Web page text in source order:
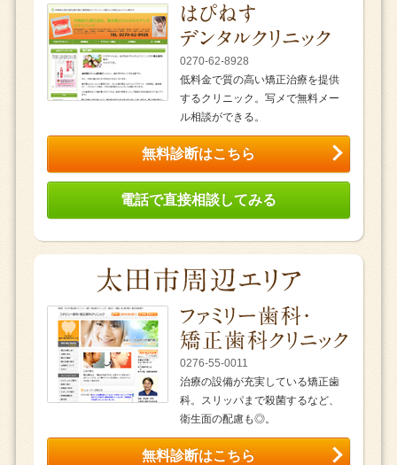
0270-62-8928
低料金で質の高い矯正治療を提供
するクリニック。写メで無料メー
ル相談ができる。
無料診断はこちら
電話で直接相談してみる
0276-55-0011
治療の設備が充実している矯正歯
科。スリッパまで殺菌するなど、
衛生面の配慮も◎。
無料診断はこちら